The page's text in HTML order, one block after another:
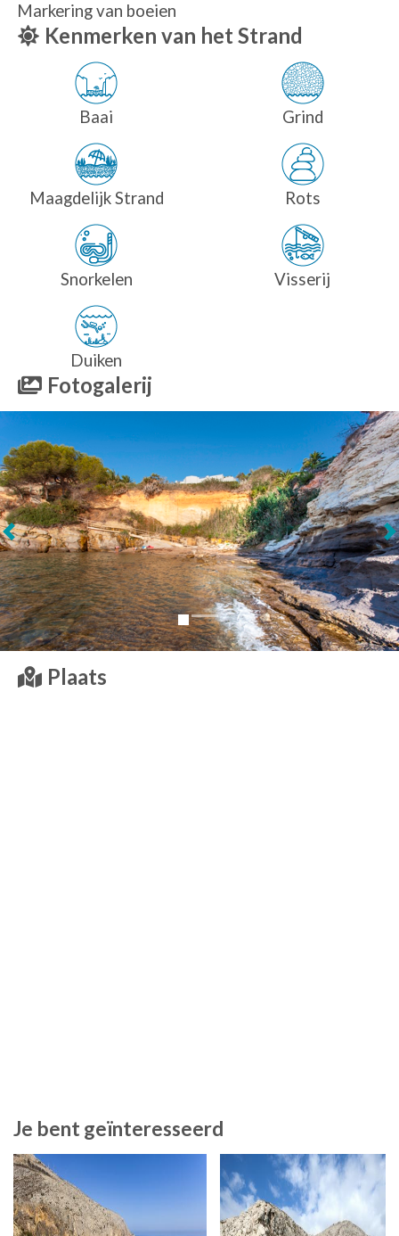
Markering van boeien
Kenmerken van het Strand
Baai Grind
Maagdelijk Strand Rots
Snorkelen Visserij
Duiken
Fotogalerij
Volgende
Plaats
Je bent geïnteresseerd